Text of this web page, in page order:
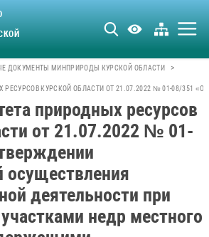
ДОКУМЕНТЫ МИНПРИРОДЫ КУРСКОЙ ОБЛАСТИ >
РЕСУРСОВ КУРСКОЙ ОБЛАСТИ ОТ 21.07.2022 № 01-08/351
природных ресурсов
от 21.07.2022 № 01-
осуществления
деятельности при
недр местного